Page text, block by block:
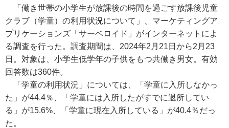
「働き世帯の小学生が放課後の時間を過ごす放課後児童
クラブ（学童）の利用状況について」、マーケティングア
プリケーションズ「サーベロイド」がインターネットによ
る調査を行った。調査期間は、2024年2月21日から2月23
日。対象は、小学生低学年の子供をもつ共働き男女。有効
回答数は360件。
「学童の利用状況」については、「学童に入所しなかっ
た」が44.4％、「学童には入所したがすでに退所してい
る」が15.6%、「学童に現在入所している」が40.4％だっ
た。